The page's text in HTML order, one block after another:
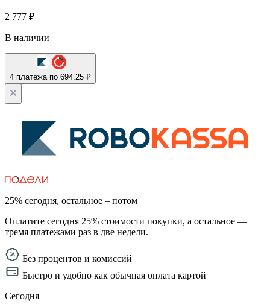
2 777 ₽
В наличии
4 платежа по 694.25 ₽
25% сегодня, остальное – потом
Оплатите сегодня 25% стоимости покупки, а остальное —
тремя платежами раз в две недели.
Без процентов и комиссий
Быстро и удобно как обычная оплата картой
Сегодня